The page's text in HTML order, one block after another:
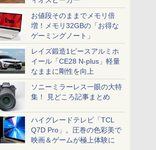
お値段そのままでメモリ倍
増！メモリ32GBの「お得な
ゲーミングノート」
レイズ鍛造1ピースアルミホ
イール「CE28 N-plus」軽量
なままに剛性を向上
ソニーミラーレス一眼の大特
集！ 見どころ記事まとめ
ハイグレードテレビ「TCL
Q7D Pro」。圧巻の色彩美で
映画＆ゲームが極上体験に